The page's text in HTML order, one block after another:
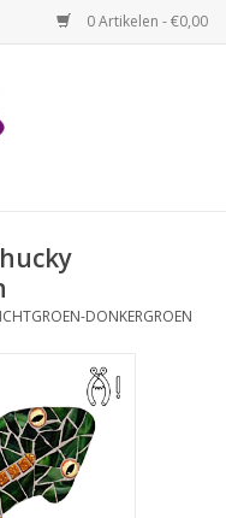
0 Artikelen - €0,00
DONKERGROEN